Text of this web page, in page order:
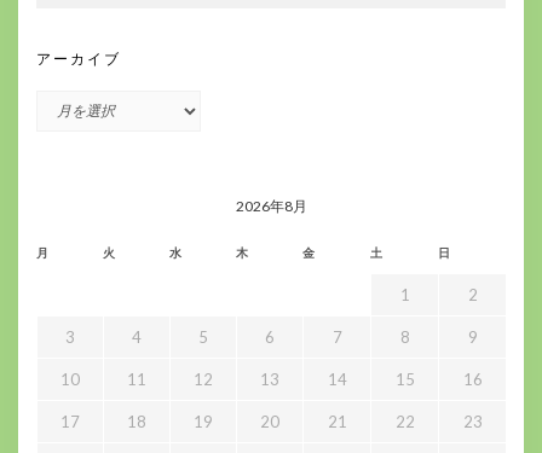
アーカイブ
2026年8月
月 火 水 木 金 土 日
1 2
3 4 5 6 7 8 9
10 11 12 13 14 15 16
17 18 19 20 21 22 23